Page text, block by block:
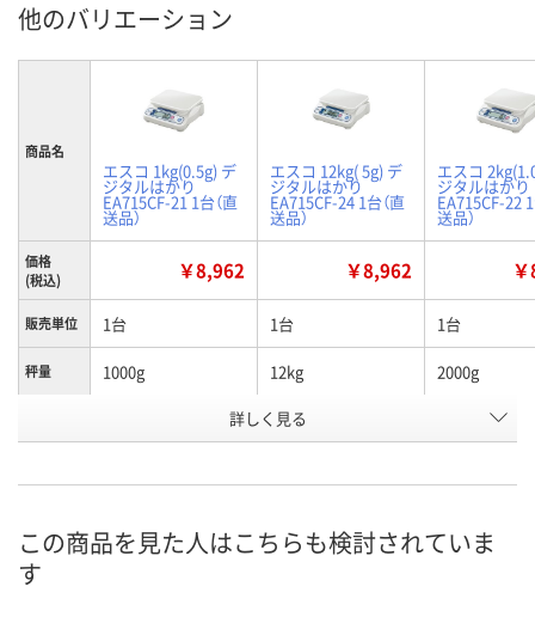
他のバリエーション
商品名
エスコ 1kg(0.5g) デ
ジタルはかり
EA715CF-21 1台（直
送品）
エスコ 12kg( 5g) デ
ジタルはかり
EA715CF-24 1台（直
送品）
エスコ
ジタルはかり
EA715CF-22 1
送品）
価格
(税込)
￥8,962 ￥8,962
販売単位 1台 1台 1台
秤量 1000g 12kg 2000g
JA29069 JX11802
詳しく見る
この商品を見た人はこちらも検討されていま
す